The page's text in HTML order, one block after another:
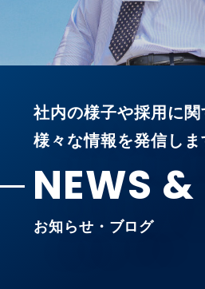
社内の様子や採用に関
様々な情報を発信しま
NEWS &
お知らせ・ブログ